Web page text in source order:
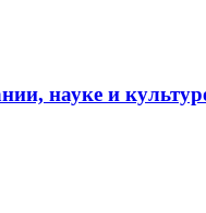
науке и